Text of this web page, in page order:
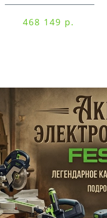
468 149 р.